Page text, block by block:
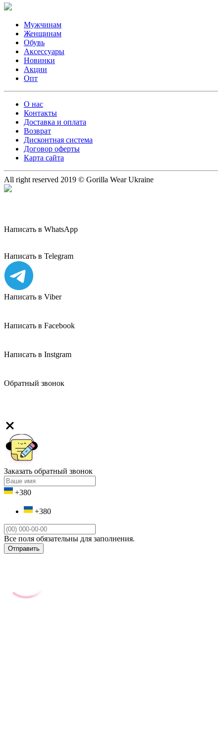
Мужчинам
Женщинам
Обувь
Аксессуары
Новинки
Акции
Опт
О нас
Контакты
Доставка и оплата
Возврат
Дисконтная система
Договор оферты
Карта сайта
All right reserved 2019 © Gorilla Wear Ukraine
Написать в WhatsApp
Написать в Telegram
Написать в Viber
Написать в Facebook
Написать в Instgram
Обратный звонок
Заказать обратный звонок
+380
+380
Все поля обязательны для заполнения.
Отправить